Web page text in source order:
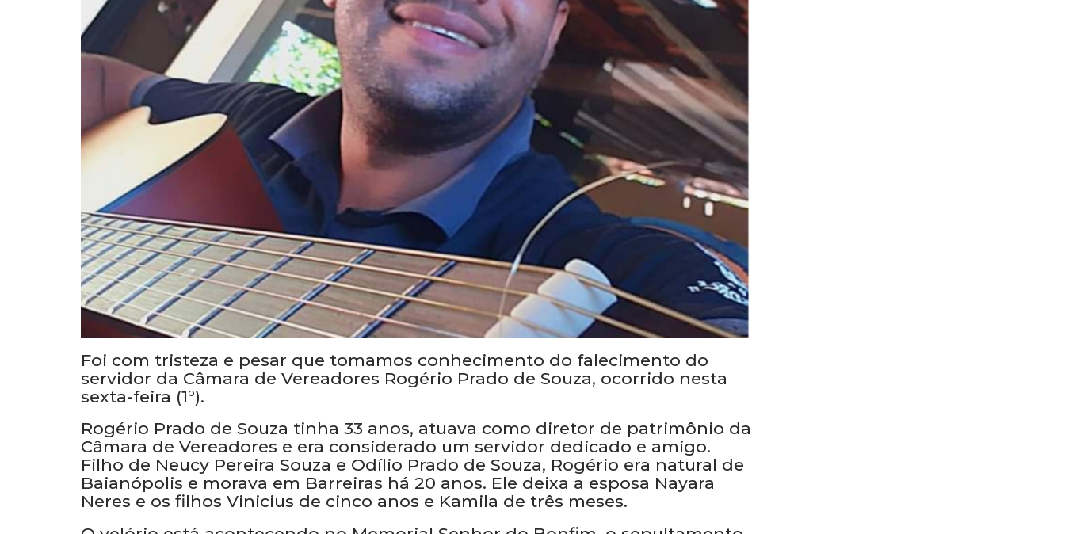
Foi com tristeza e pesar que tomamos conhecimento do falecimento do
servidor da Câmara de Vereadores Rogério Prado de Souza, ocorrido nesta
sexta-feira (1°).
Rogério Prado de Souza tinha 33 anos, atuava como diretor de patrimônio da
Câmara de Vereadores e era considerado um servidor dedicado e amigo.
Filho de Neucy Pereira Souza e Odílio Prado de Souza, Rogério era natural de
Baianópolis e morava em Barreiras há 20 anos. Ele deixa a esposa Nayara
Neres e os filhos Vinicius de cinco anos e Kamila de três meses.